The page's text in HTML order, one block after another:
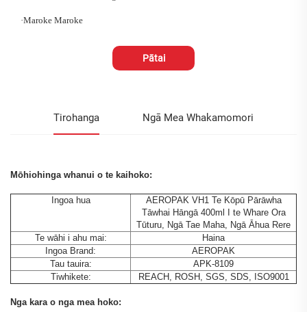
·Maroke Maroke
Pātai
Tirohanga Ngā Mea Whakamomori
Mōhiohinga whanui o te kaihoko:
Ingoa hua
AEROPAK VH1 Te Kōpū Pārāwha
Tāwhai Hāngā 400ml I te Whare Ora
Tūturu, Ngā Tae Maha, Ngā Āhua Rere
Te wāhi i ahu mai:
Haina
Ingoa Brand:
AEROPAK
Tau tauira:
APK-8109
Tiwhikete:
REACH, ROSH, SGS, SDS, ISO9001
Nga kara o nga mea hoko: